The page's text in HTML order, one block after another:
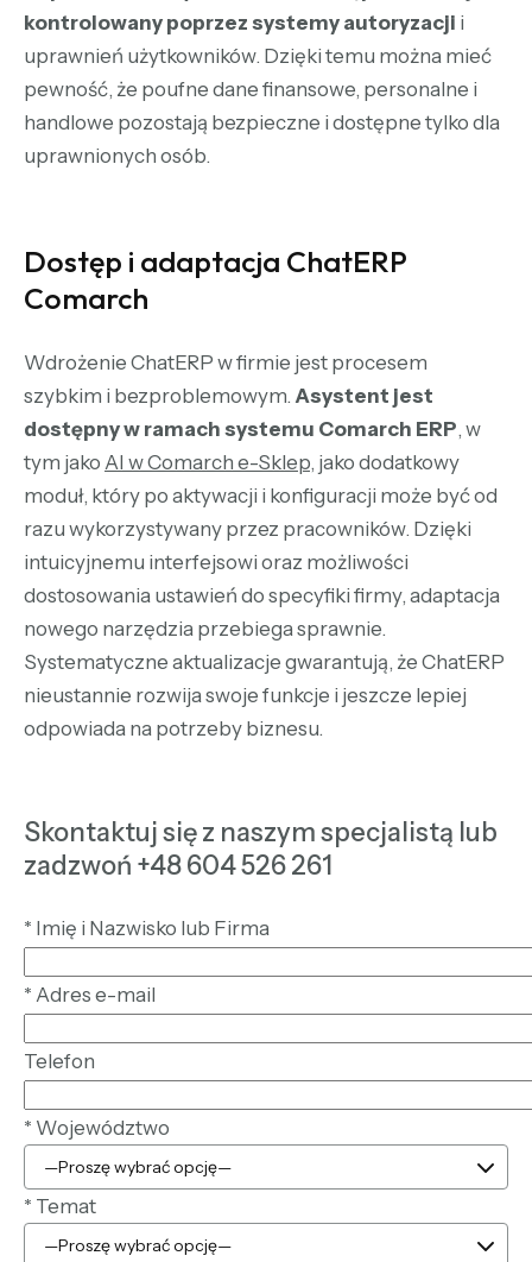
kontrolowany poprzez systemy autoryzacji i
uprawnień użytkowników. Dzięki temu można mieć
pewność, że poufne dane finansowe, personalne i
handlowe pozostają bezpieczne i dostępne tylko dla
uprawnionych osób.
Dostęp i adaptacja ChatERP
Comarch
Wdrożenie ChatERP w firmie jest procesem
szybkim i bezproblemowym. Asystent jest
dostępny w ramach systemu Comarch ERP, w
tym jako AI w Comarch e-Sklep, jako dodatkowy
moduł, który po aktywacji i konfiguracji może być od
razu wykorzystywany przez pracowników. Dzięki
intuicyjnemu interfejsowi oraz możliwości
dostosowania ustawień do specyfiki firmy, adaptacja
nowego narzędzia przebiega sprawnie.
Systematyczne aktualizacje gwarantują, że ChatERP
nieustannie rozwija swoje funkcje i jeszcze lepiej
odpowiada na potrzeby biznesu.
Skontaktuj się z naszym specjalistą lub
zadzwoń +48 604 526 261
* Imię i Nazwisko lub Firma
* Adres e-mail
Telefon
* Województwo
* Temat